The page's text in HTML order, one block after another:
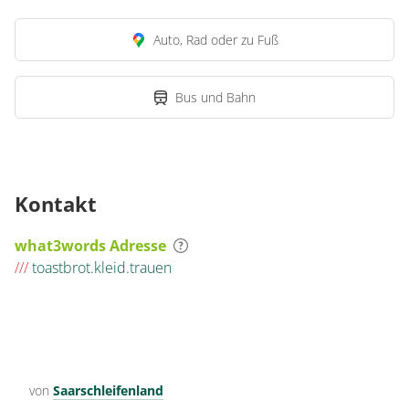
Auto, Rad oder zu Fuß
Bus und Bahn
Kontakt
what3words Adresse
///toastbrot.kleid.trauen
von Saarschleifenland